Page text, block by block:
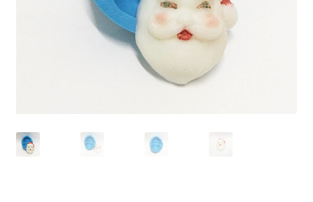
Corante, Pigmento e Óxido
Óleos